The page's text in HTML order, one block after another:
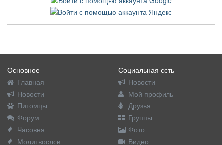
Основное
Главная
Новости
Питомцы
Форум
Часовня
Молитвослов
Социальная сеть
Новости
Мой профиль
Друзья
Группы
Фото
Видео